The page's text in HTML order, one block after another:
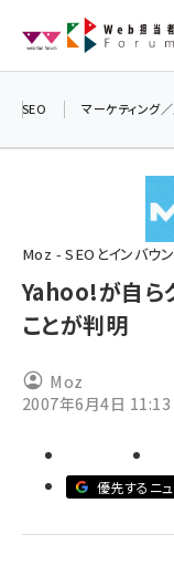
ン
seo (3523)
ai (2804)
youtube
セミナー
z世代 (1622)
meo (1275)
llmo
SEO マーケティング
Moz - SEOとインバウ
Yahoo!が自ら
ことが判明
Moz
2007年6月4日 11:13
優先するニ